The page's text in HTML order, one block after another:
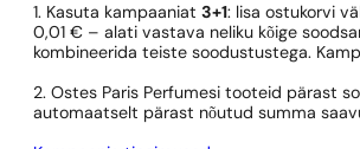
1. Kasuta kampaaniat 3+1: lisa ostukorvi
0,01 € – alati vastava neliku kõige
kombineerida teiste soodustustega.
2. Ostes Paris Perfumesi tooteid pärast
automaatselt pärast nõutud summa